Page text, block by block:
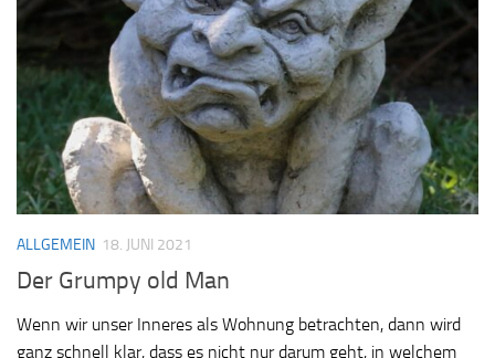
ALLGEMEIN 18. JUNI 2021
Der Grumpy old Man
Wenn wir unser Inneres als Wohnung betrachten, dann wird
ganz schnell klar, dass es nicht nur darum geht, in welchem